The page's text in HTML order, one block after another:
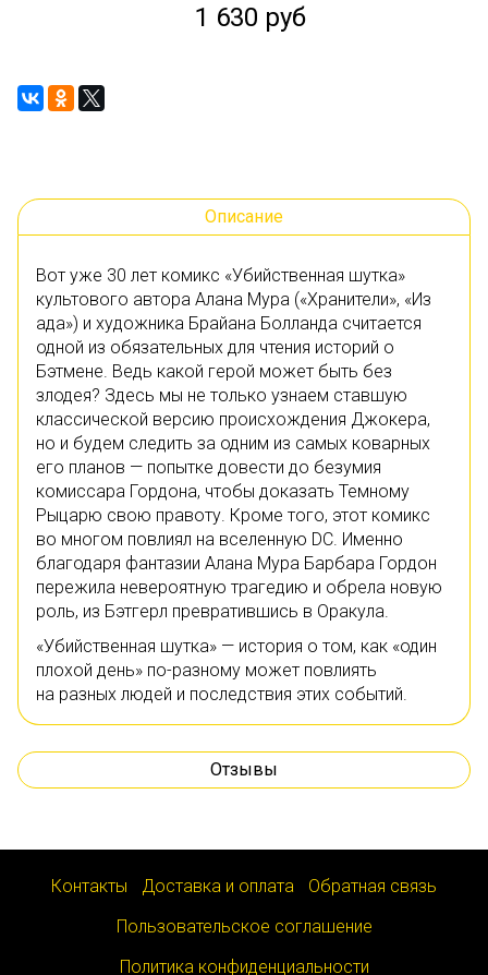
1 630 руб
Описание
Вот уже 30 лет комикс «Убийственная шутка»
культового автора Алана Мура («Хранители», «Из
ада») и художника Брайана Болланда считается
одной из обязательных для чтения историй о
Бэтмене. Ведь какой герой может быть без
злодея? Здесь мы не только узнаем ставшую
классической версию происхождения Джокера,
но и будем следить за одним из самых коварных
его планов — попытке довести до безумия
комиссара Гордона, чтобы доказать Темному
Рыцарю свою правоту. Кроме того, этот комикс
во многом повлиял на вселенную DC. Именно
благодаря фантазии Алана Мура Барбара Гордон
пережила невероятную трагедию и обрела новую
роль, из Бэтгерл превратившись в Оракула.
«Убийственная шутка» — история о том, как «один
плохой день» по-разному может повлиять
на разных людей и последствия этих событий.
Отзывы
Контакты Доставка и оплата
Обратная связь
Пользовательское соглашение
Политика конфиденциальности